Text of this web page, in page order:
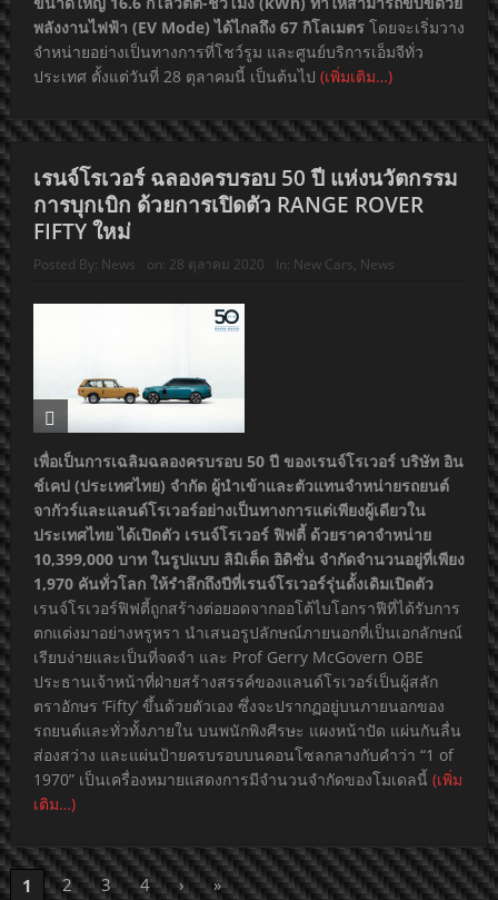
พลังงานไฟฟ้า (EV Mode) ได้ไกลถึง 67 กิโลเมตรโดยจะเริ่มวาง
จำหน่ายอย่างเป็นทางการที่โชว์รูม และศูนย์บริการเอ็มจีทั่ว
ประเทศ ตั้งแต่วันที่ 28 ตุลาคมนี้ เป็นต้นไป (เพิ่มเติม…)
เรนจ์โรเวอร์ ฉลองครบรอบ 50 ปี แห่งนวัตกรรม
การบุกเบิก ด้วยการเปิดตัว RANGE ROVER
FIFTY ใหม่
Posted By: News on: 28 ตุลาคม 2020 In: New Cars, News
เพื่อเป็นการเฉลิมฉลองครบรอบ 50 ปี ของเรนจ์โรเวอร์ บริษัท อิน
ช์เคป (ประเทศไทย) จำกัด ผู้นำเข้าและตัวแทนจำหน่ายรถยนต์
จากัวร์และแลนด์โรเวอร์อย่างเป็นทางการแต่เพียงผู้เดียวใน
ประเทศไทย ได้เปิดตัว เรนจ์โรเวอร์ ฟิฟตี้ ด้วยราคาจำหน่าย
10,399,000 บาท ในรูปแบบ ลิมิเต็ด อิดิชั่น จำกัดจำนวนอยู่ที่เพียง
1,970 คันทั่วโลก ให้รำลึกถึงปีที่เรนจ์โรเวอร์รุ่นดั้งเดิมเปิดตัว
เรนจ์โรเวอร์ฟิฟตี้ถูกสร้างต่อยอดจากออโต้ไบโอกราฟีที่ได้รับการ
ตกแต่งมาอย่างหรูหรา นำเสนอรูปลักษณ์ภายนอกที่เป็นเอกลักษณ์
เรียบง่ายและเป็นที่จดจำ และ Prof Gerry McGovern OBE
ประธานเจ้าหน้าที่ฝ่ายสร้างสรรค์ของแลนด์โรเวอร์เป็นผู้สลัก
ตราอักษร ‘Fifty’ ขึ้นด้วยตัวเอง ซึ่งจะปรากฏอยู่บนภายนอกของ
รถยนต์และทั่วทั้งภายใน บนพนักพิงศีรษะ แผงหน้าปัด แผ่นกันลื่น
ส่องสว่าง และแผ่นป้ายครบรอบบนคอนโซลกลางกับคำว่า “1 of
1970” เป็นเครื่องหมายแสดงการมีจำนวนจำกัดของโมเดลนี้ (เพิ่ม
เติม…)
1 2 3 4 › »